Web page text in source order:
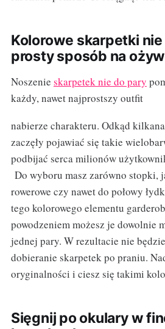
Kolorowe skarpetki
prosty sposób na
Noszenie skarpetek nie do pary
każdy, nawet najprostszy outfit
nabierze charakteru. Odkąd
zaczęły pojawiać się takie
podbijać serca milionów
Do wyboru masz zarówno stopki,
rowerowe czy nawet do połowy
tego kolorowego elementu
powodzeniem możesz je dowolnie
jednej pary. W rezultacie nie
dobieranie skarpetek po praniu.
oryginalności i ciesz się takimi
Sięgnij po okulary w